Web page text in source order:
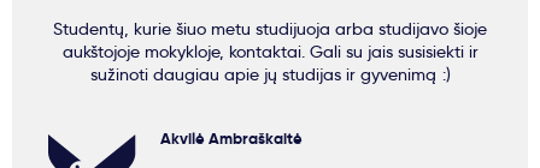
Studentų, kurie šiuo metu studijuoja arba studijavo šioje
aukštojoje mokykloje, kontaktai. Gali su jais susisiekti ir
sužinoti daugiau apie jų studijas ir gyvenimą :)
Akvilė Ambraškaitė